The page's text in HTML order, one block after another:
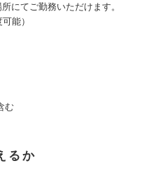
にてご勤務いただけます。
能）
む
るか